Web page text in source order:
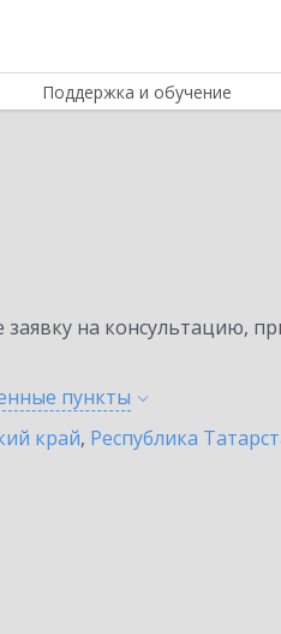
Поддержка и обучение
на консультацию,
пункты
край, Республика